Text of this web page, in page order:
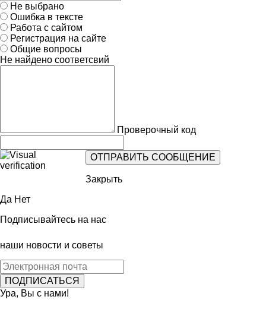
Не выбрано
Ошибка в тексте
Работа с сайтом
Регистрация на сайте
Общие вопросы
Не найдено соответсвий
Проверочный код
Закрыть
Да Нет
Подписывайтесь на нас
наши новости и советы
Ура, Вы с нами!